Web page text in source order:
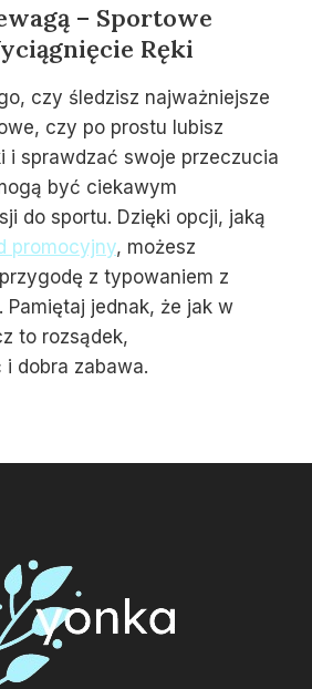
– Sportowe
Ręki
czy śledzisz najważniejsze
czy po prostu lubisz
i sprawdzać swoje przeczucia
być ciekawym
do sportu. Dzięki opcji, jaką
promocyjny, możesz
z typowaniem z
Pamiętaj jednak, że jak w
to rozsądek,
dobra zabawa.